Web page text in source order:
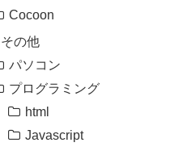
Cocoon
その他
パソコン
プログラミング
html
Javascript